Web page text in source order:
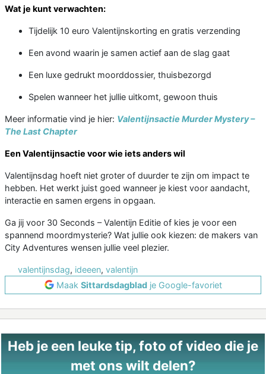
Wat je kunt verwachten:
Tijdelijk 10 euro Valentijnskorting en gratis verzending
Een avond waarin je samen actief aan de slag gaat
Een luxe gedrukt moorddossier, thuisbezorgd
Spelen wanneer het jullie uitkomt, gewoon thuis
Meer informatie vind je hier: Valentijnsactie Murder Mystery –
The Last Chapter
Een Valentijnsactie voor wie iets anders wil
Valentijnsdag hoeft niet groter of duurder te zijn om impact te
hebben. Het werkt juist goed wanneer je kiest voor aandacht,
interactie en samen ergens in opgaan.
Ga jij voor 30 Seconds – Valentijn Editie of kies je voor een
spannend moordmysterie? Wat jullie ook kiezen: de makers van
City Adventures wensen jullie veel plezier.
valentijnsdag, ideeen, valentijn
Maak Sittardsdagbladje Google-favoriet
Heb je een leuke tip, foto of video die je
met ons wilt delen?